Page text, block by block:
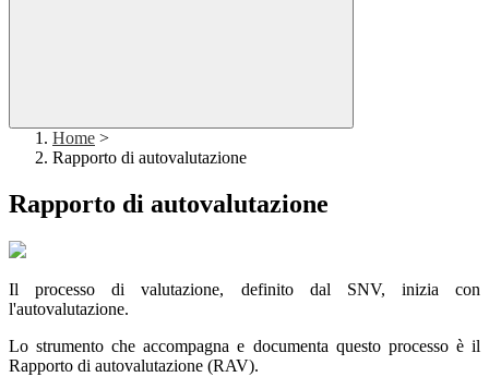
Home >
Rapporto di autovalutazione
Rapporto di autovalutazione
Il processo di valutazione, definito dal SNV, inizia con
l'autovalutazione.
Lo strumento che accompagna e documenta questo processo è il
Rapporto di autovalutazione (RAV).